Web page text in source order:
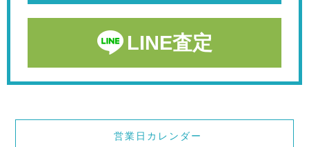
LINE査定
営業日カレンダー